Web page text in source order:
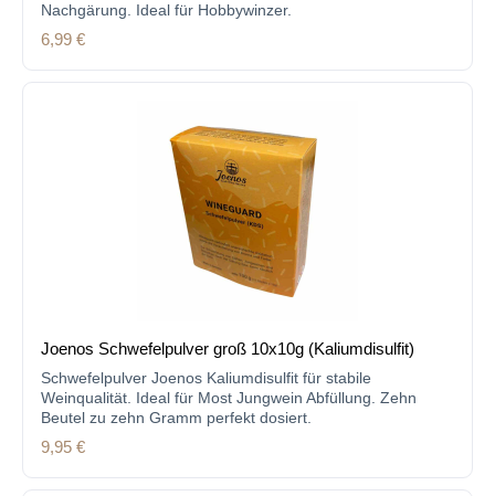
Nachgärung. Ideal für Hobbywinzer.
Regulärer Preis:
6,99 €
Joenos Schwefelpulver groß 10x10g (Kaliumdisulfit)
Schwefelpulver Joenos Kaliumdisulfit für stabile
Weinqualität. Ideal für Most Jungwein Abfüllung. Zehn
Beutel zu zehn Gramm perfekt dosiert.
Regulärer Preis:
9,95 €